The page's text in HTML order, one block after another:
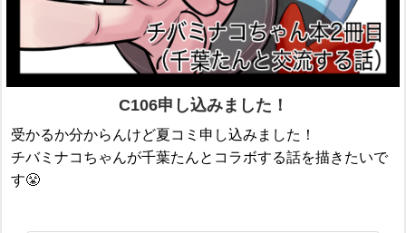
C106申し込みました！
受かるか分からんけど夏コミ申し込みました！
チバミナコちゃんが千葉たんとコラボする話を描きたいで
す😤